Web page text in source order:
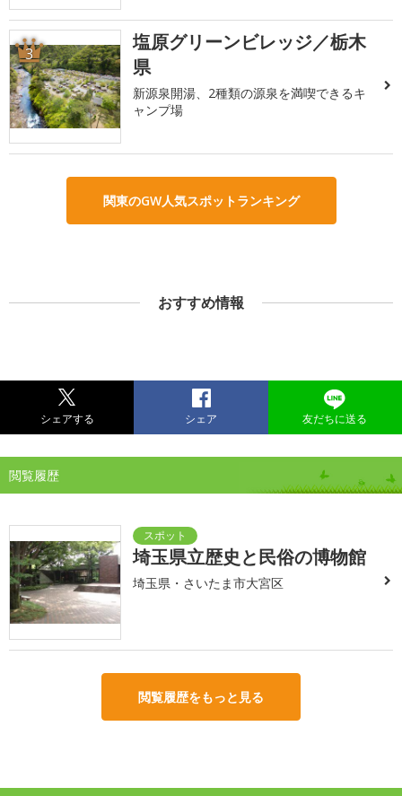
3
塩原グリーンビレッジ／栃木
県
新源泉開湯、2種類の源泉を満喫できるキ
ャンプ場
関東のGW人気スポットランキング
おすすめ情報
シェアする シェア 友だちに送る
閲覧履歴
埼玉県立歴史と民俗の博物館
埼玉県・さいたま市大宮区
閲覧履歴をもっと見る